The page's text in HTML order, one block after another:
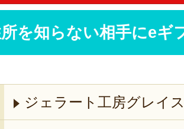
を知らない相手にeギ
ジェラート工房グレイ